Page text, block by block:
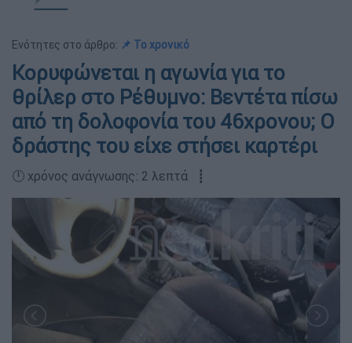
Ενότητες στο άρθρο: 📌 To χρονικό
Κορυφώνεται η αγωνία για το
θρίλερ στο Ρέθυμνο: Βεντέτα πίσω
από τη δολοφονία του 46χρονου; O
δράστης του είχε στήσει καρτέρι
🕛 χρόνος ανάγνωσης: 2 λεπτά ┋